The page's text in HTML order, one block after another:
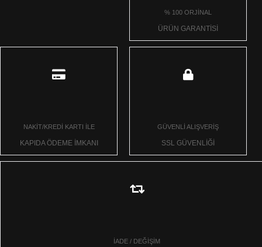
% 100 ORJİNAL
ÜRÜN GARANTİSİ
NAKİT/KREDİ KARTI İLE
KAPIDA ÖDEME İMKANI
GÜVENLİ ALIŞVERİŞ
SSL GÜVENLİĞİ
İADE / DEĞİŞİM